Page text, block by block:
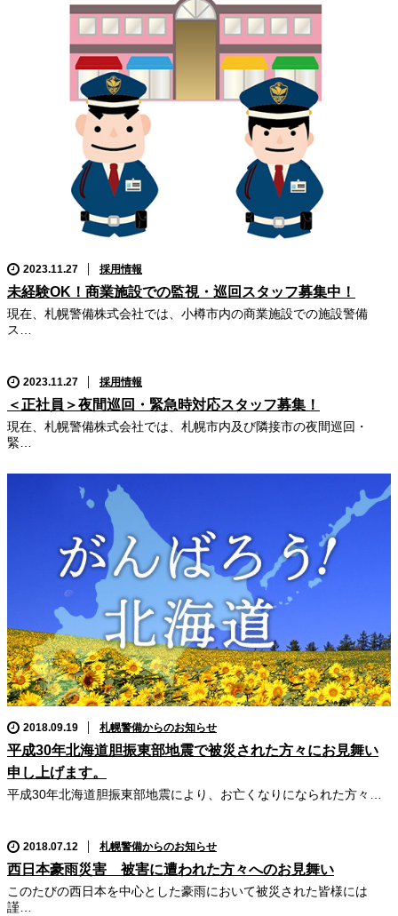
2023.11.27 採用情報
未経験OK！商業施設での監視・巡回スタッフ募集中！
現在、札幌警備株式会社では、小樽市内の商業施設での施設警備
ス…
2023.11.27 採用情報
＜正社員＞夜間巡回・緊急時対応スタッフ募集！
現在、札幌警備株式会社では、札幌市内及び隣接市の夜間巡回・
緊…
2018.09.19 札幌警備からのお知らせ
平成30年北海道胆振東部地震で被災された方々にお見舞い
申し上げます。
平成30年北海道胆振東部地震により、お亡くなりになられた方々…
2018.07.12 札幌警備からのお知らせ
西日本豪雨災害 被害に遭われた方々へのお見舞い
このたびの西日本を中心とした豪雨において被災された皆様には
謹…